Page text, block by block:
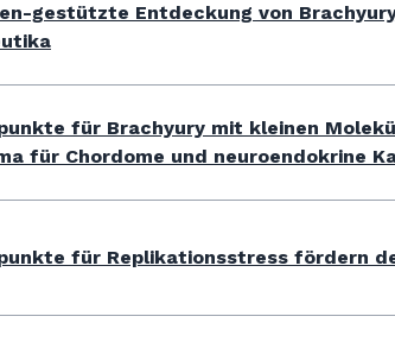
gestützte Entdeckung von
für Brachyury mit kleinen
für Chordome und neuroendokrine
für Replikationsstress fördern